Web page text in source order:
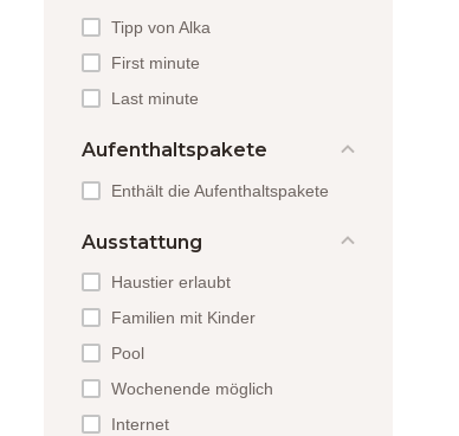
Tipp von Alka
First minute
Last minute
Aufenthaltspakete
Enthält die Aufenthaltspakete
Ausstattung
Haustier erlaubt
Familien mit Kinder
Pool
Wochenende möglich
Internet